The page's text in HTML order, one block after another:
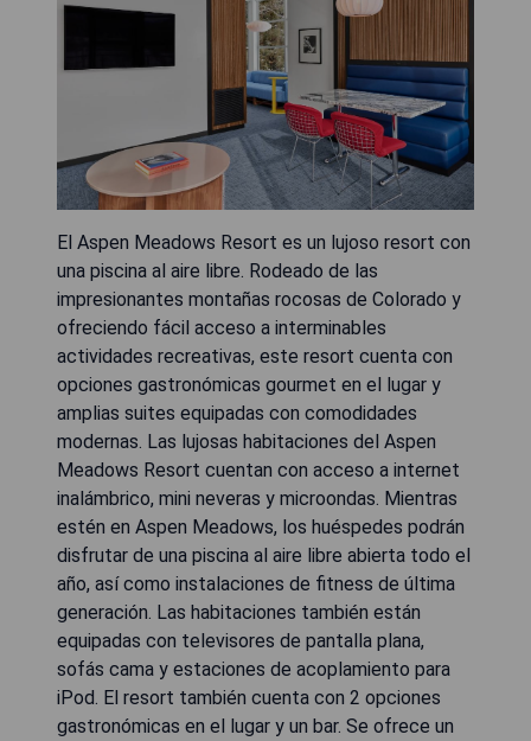
El Aspen Meadows Resort es un lujoso resort con
una piscina al aire libre. Rodeado de las
impresionantes montañas rocosas de Colorado y
ofreciendo fácil acceso a interminables
actividades recreativas, este resort cuenta con
opciones gastronómicas gourmet en el lugar y
amplias suites equipadas con comodidades
modernas. Las lujosas habitaciones del Aspen
Meadows Resort cuentan con acceso a internet
inalámbrico, mini neveras y microondas. Mientras
estén en Aspen Meadows, los huéspedes podrán
disfrutar de una piscina al aire libre abierta todo el
año, así como instalaciones de fitness de última
generación. Las habitaciones también están
equipadas con televisores de pantalla plana,
sofás cama y estaciones de acoplamiento para
iPod. El resort también cuenta con 2 opciones
gastronómicas en el lugar y un bar. Se ofrece un